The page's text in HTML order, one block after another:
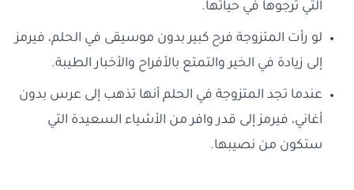
التي ترجوها في حياتها.
لو رأت المتزوجة فرح كبير بدون موسيقى في الحلم، فيرمز
إلى زيادة في الخير والتمتع بالأفراح والأخبار الطيبة.
عندما تجد المتزوجة في الحلم أنها تذهب إلى عرس بدون
أغاني، فيرمز إلى قدر وافر من الأشياء السعيدة التي
ستكون من نصيبها.